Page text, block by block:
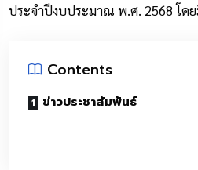
ประจำปีงบประมาณ พ.ศ. 2568 โด
Contents
ข่าวประชาสัมพันธ์